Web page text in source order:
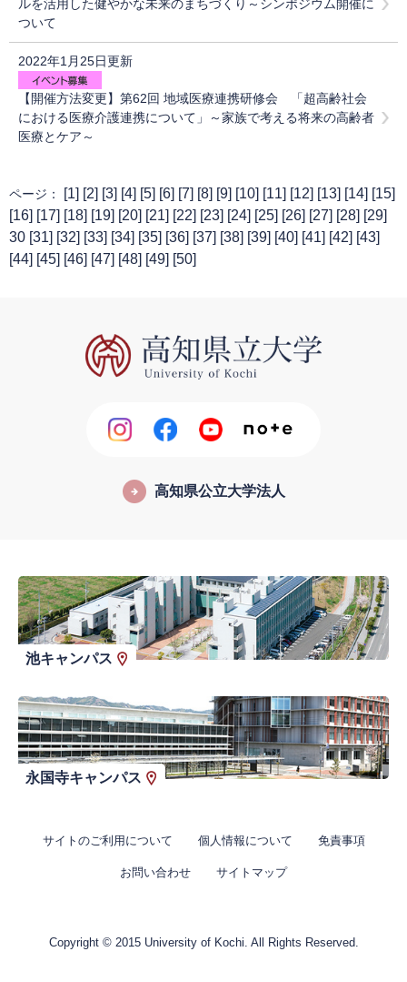
ルを活用した健やかな未来のまちづくり～シンポジウム開催に
ついて
2022年1月25日更新
【開催方法変更】第62回 地域医療連携研修会 「超高齢社会
における医療介護連携について」～家族で考える将来の高齢者
医療とケア～
ページ： [1] [2] [3] [4] [5] [6] [7] [8] [9] [10] [11] [12] [13] [14] [15]
[16] [17] [18] [19] [20] [21] [22] [23] [24] [25] [26] [27] [28] [29]
30 [31] [32] [33] [34] [35] [36] [37] [38] [39] [40] [41] [42] [43]
[44] [45] [46] [47] [48] [49] [50]
高知県公立大学法人
池キャンパス
永国寺キャンパス
サイトのご利用について 個人情報について 免責事項
お問い合わせ サイトマップ
Copyright © 2015 University of Kochi. All Rights Reserved.